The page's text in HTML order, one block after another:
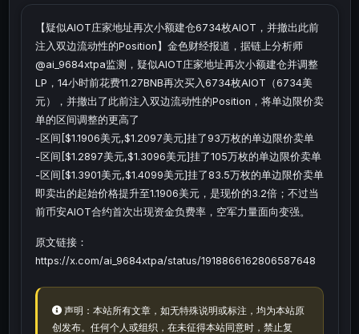
【疑似AIOT庄家地址再次小额建仓6734枚AIOT，并撤出此前
注入双边流动性的Position】金色财经报道，据链上分析师
@ai_9684xtpa监测，疑似AIOT庄家地址再次小额建仓并调整
LP，14小时前花费11.27BNB再次买入6734枚AIOT（6734美
元），并撤出了此前注入双边流动性的Position，将单边限价卖
单的区间调整的更高了
-区间[$1.1906美元,$1.2097美元]挂了93万枚的单边限价卖单
-区间[$1.2897美元,$1.3096美元]挂了105万枚的单边限价卖单
-区间[$1.3901美元,$1.4099美元]挂了83.5万枚的单边限价卖单
即卖出的起始价格提升至1.1906美元，是现价的3.2倍；不过当
前币安AIOT合约首次出现资金负费率，空军力量面向变强。
原文链接：
https://x.com/ai_9684xtpa/status/1918866162806587648
声明：本站所有文章，如无特殊说明或标注，均为本站原
创发布。任何个人或组织，在未征得本站同意时，禁止复